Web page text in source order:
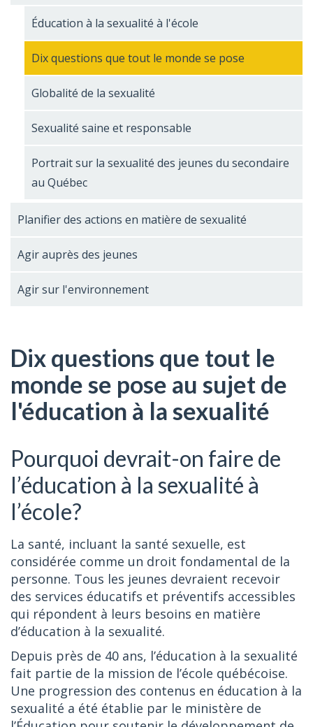
Éducation à la sexualité à l'école
Dix questions que tout le monde se pose
Globalité de la sexualité
Sexualité saine et responsable
Portrait sur la sexualité des jeunes du secondaire
au Québec
Planifier des actions en matière de sexualité
Agir auprès des jeunes
Agir sur l'environnement
Dix questions que tout le
monde se pose au sujet de
l'éducation à la sexualité
Pourquoi devrait-on faire de
l’éducation à la sexualité à
l’école?
La santé, incluant la santé sexuelle, est
considérée comme un droit fondamental de la
personne. Tous les jeunes devraient recevoir
des services éducatifs et préventifs accessibles
qui répondent à leurs besoins en matière
d’éducation à la sexualité.
Depuis près de 40 ans, l’éducation à la sexualité
fait partie de la mission de l’école québécoise.
Une progression des contenus en éducation à la
sexualité a été établie par le ministère de